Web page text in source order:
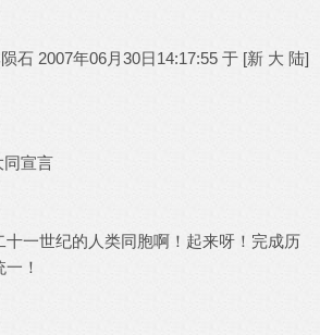
2007年06月30日14:17:55 于 [新 大 陆]
言
十一世纪的人类同胞啊！起来呀！完成历
！